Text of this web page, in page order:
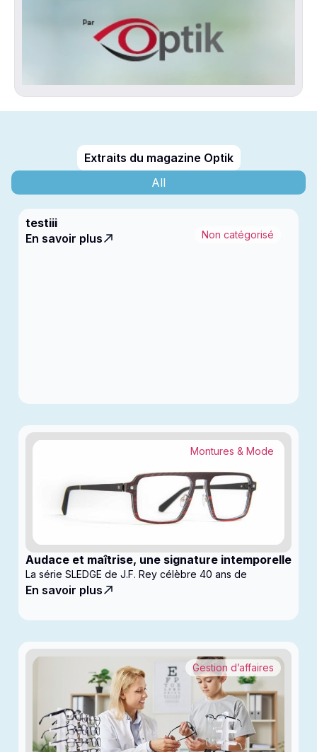
Extraits du magazine Optik
All
testiii
Non catégorisé
En savoir plus
Audace et maîtrise, une signature intemporelle
Montures & Mode
La série SLEDGE de J.F. Rey célèbre 40 ans de
En savoir plus
Gestion d’affaires